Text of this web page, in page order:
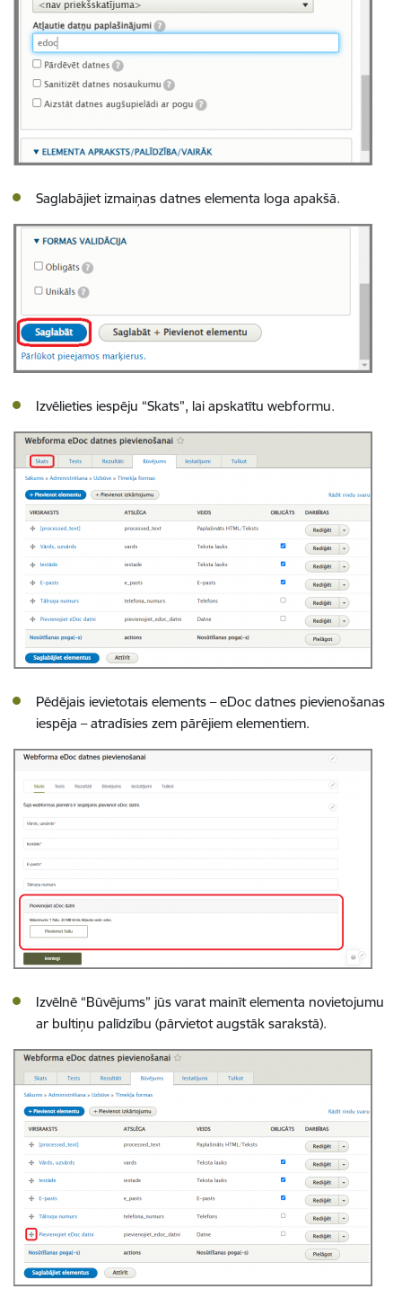
Saglabājiet izmaiņas datnes elementa loga apakšā.
Izvēlieties iespēju “Skats”, lai apskatītu webformu.
Pēdējais ievietotais elements – eDoc datnes pievienošanas
iespēja – atradīsies zem pārējiem elementiem.
Izvēlnē “Būvējums” jūs varat mainīt elementa novietojumu
ar bultiņu palīdzību (pārvietot augstāk sarakstā).